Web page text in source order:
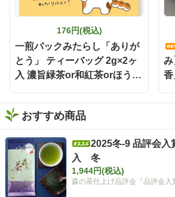
176円(税込)
一煎パックみたらし「ありが
とう」 ティーバッグ 2g×2ヶ
入 濃旨緑茶or和紅茶orほうじ
み
香
おすすめ商品
2025冬-9 品評会入
入 冬
1,944円(税込)
森の茶仕上げ品評会『品評会入